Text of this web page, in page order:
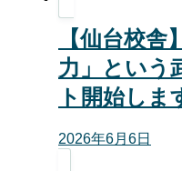
【仙台校
力」という
ト開始しま
2026年6月6日